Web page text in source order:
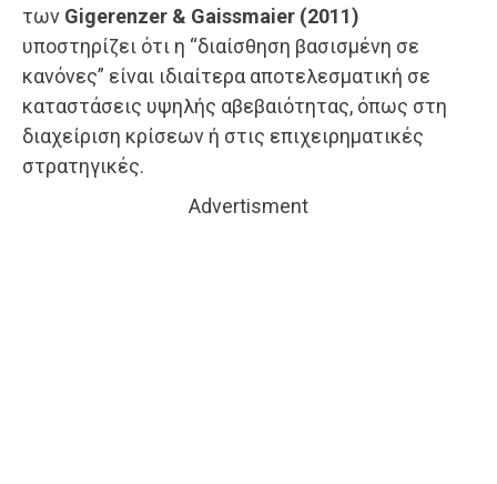
των Gigerenzer & Gaissmaier (2011)
υποστηρίζει ότι η “διαίσθηση βασισμένη σε
κανόνες” είναι ιδιαίτερα αποτελεσματική σε
καταστάσεις υψηλής αβεβαιότητας, όπως στη
διαχείριση κρίσεων ή στις επιχειρηματικές
στρατηγικές.
Advertisment